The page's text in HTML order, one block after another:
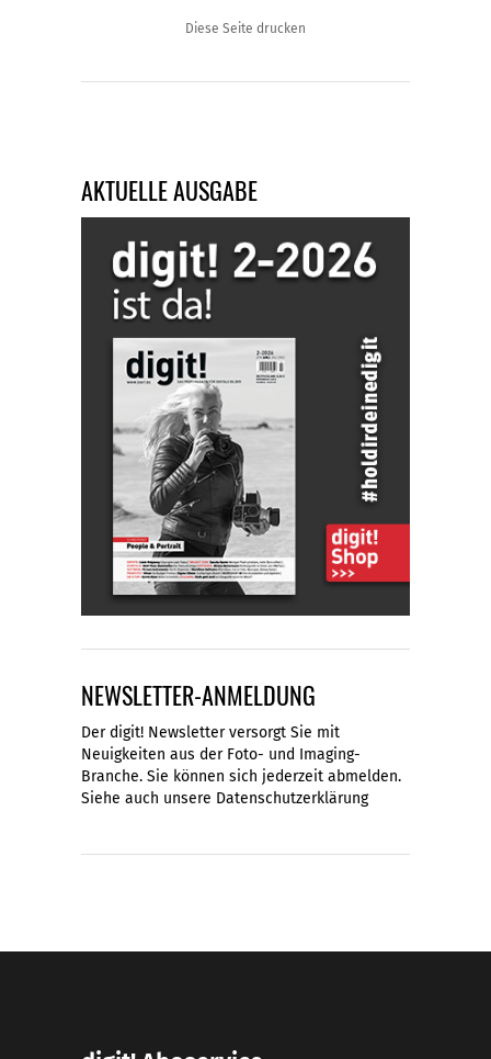
Diese Seite drucken
AKTUELLE AUSGABE
NEWSLETTER-ANMELDUNG
Der digit! Newsletter versorgt Sie mit
Neuigkeiten aus der Foto- und Imaging-
Branche. Sie können sich jederzeit abmelden.
Siehe auch unsere Datenschutzerklärung